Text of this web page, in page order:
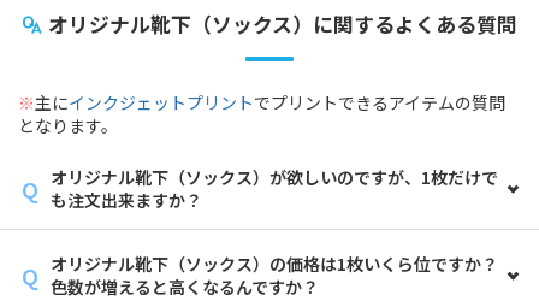
オリジナル靴下（ソックス）に関するよくある質問
※主にインクジェットプリントでプリントできるアイテムの質問
となります。
オリジナル靴下（ソックス）が欲しいのですが、1枚だけで
も注文出来ますか？
オリジナル靴下（ソックス）の価格は1枚いくら位ですか？
色数が増えると高くなるんですか？